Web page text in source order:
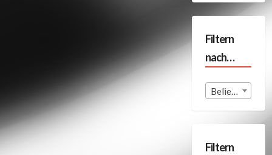
Filtern
nach…
Beliebige Format
Filtern